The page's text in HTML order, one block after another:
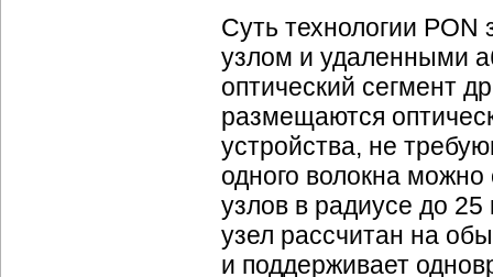
Суть технологии
узлом и удаленными
оптический сегмент
размещаются
устройства, не
одного волокна
узлов в радиусе до
узел рассчитан на
и поддерживает